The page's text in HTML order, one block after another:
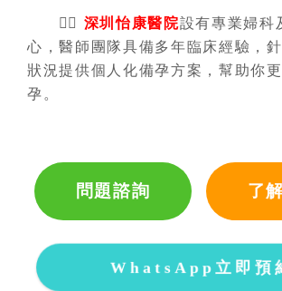
👩‍⚕️ 深圳怡康醫院設有專業婦科
心，醫師團隊具備多年臨床經驗，
狀況提供個人化備孕方案，幫助你
孕。
問題諮詢 了
WhatsApp立即預